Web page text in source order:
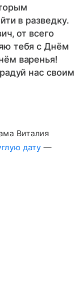
в разведку.
от всего
тебя с Днём
варенья!
нас своим
Виталия
дату—